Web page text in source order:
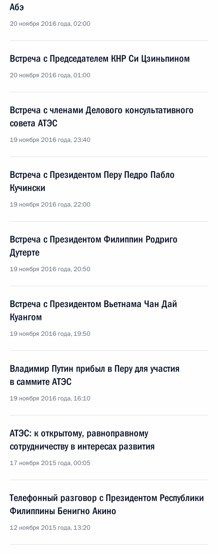
Абэ
20 ноября 2016 года, 02:00
Встреча с Председателем КНР Си Цзиньпином
20 ноября 2016 года, 01:00
Встреча с членами Делового консультативного
совета АТЭС
19 ноября 2016 года, 23:40
Встреча с Президентом Перу Педро Пабло
Кучински
19 ноября 2016 года, 22:00
Встреча с Президентом Филиппин Родриго
Дутерте
19 ноября 2016 года, 20:50
Встреча с Президентом Вьетнама Чан Дай
Куангом
19 ноября 2016 года, 19:50
Владимир Путин прибыл в Перу для участия
в саммите АТЭС
19 ноября 2016 года, 16:10
АТЭС: к открытому, равноправному
сотрудничеству в интересах развития
17 ноября 2015 года, 00:05
Телефонный разговор с Президентом Республики
Филиппины Бенигно Акино
12 ноября 2015 года, 13:20